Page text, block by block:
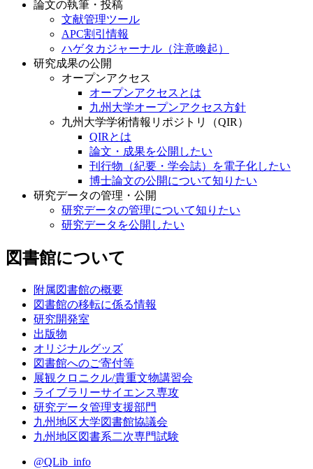
論文の執筆・投稿
文献管理ツール
APC割引情報
ハゲタカジャーナル（注意喚起）
研究成果の公開
オープンアクセス
オープンアクセスとは
九州大学オープンアクセス方針
九州大学学術情報リポジトリ（QIR）
QIRとは
論文・成果を公開したい
刊行物（紀要・学会誌）を電子化したい
博士論文の公開について知りたい
研究データの管理・公開
研究データの管理について知りたい
研究データを公開したい
図書館について
附属図書館の概要
図書館の移転に係る情報
研究開発室
出版物
オリジナルグッズ
図書館へのご寄付等
展観クロニクル/貴重文物講習会
ライブラリーサイエンス専攻
研究データ管理支援部門
九州地区大学図書館協議会
九州地区図書系二次専門試験
@QLib_info